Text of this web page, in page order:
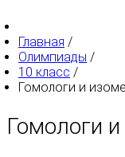
Главная /
Олимпиады /
10 класс /
Гомологи и
Гомологи